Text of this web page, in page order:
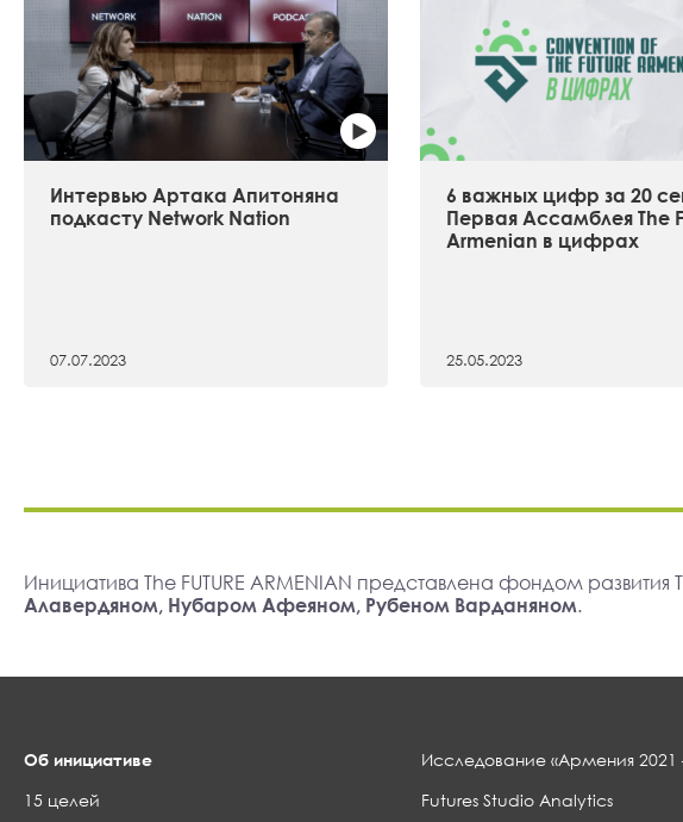
Интервью Артака Апитоняна
подкасту Network Nation
07.07.2023
6 важных цифр за 20
Первая Ассамблея The
Armenian в цифрах
25.05.2023
Инициатива The FUTURE ARMENIAN представлена фондом
Алавердяном, Нубаром Афеяном, Рубеном Варданяном.
Об инициативе
15 целей
Исследование «Армения 2021
Futures Studio Analytics